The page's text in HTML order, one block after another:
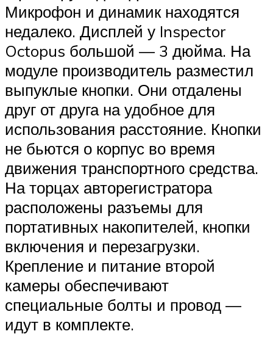
Микрофон и динамик находятся
недалеко. Дисплей у Inspector
Octopus большой — 3 дюйма. На
модуле производитель разместил
выпуклые кнопки. Они отдалены
друг от друга на удобное для
использования расстояние. Кнопки
не бьются о корпус во время
движения транспортного средства.
На торцах авторегистратора
расположены разъемы для
портативных накопителей, кнопки
включения и перезагрузки.
Крепление и питание второй
камеры обеспечивают
специальные болты и провод —
идут в комплекте.